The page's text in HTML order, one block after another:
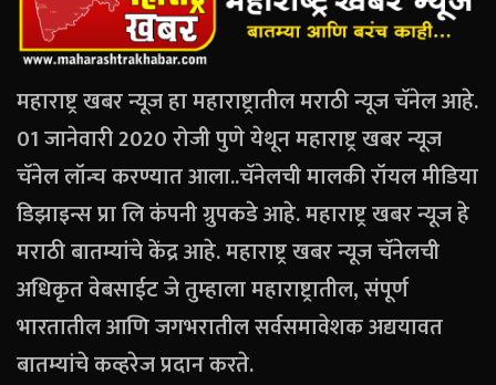
महाराष्ट्र खबर न्यूज हा महाराष्ट्रातील मराठी न्यूज चॅनेल आहे.
01 जानेवारी 2020 रोजी पुणे येथून महाराष्ट्र खबर न्यूज
चॅनेल लॉन्च करण्यात आला..चॅनेलची मालकी रॉयल मीडिया
डिझाइन्स प्रा लि कंपनी ग्रुपकडे आहे. महाराष्ट्र खबर न्यूज हे
मराठी बातम्यांचे केंद्र आहे. महाराष्ट्र खबर न्यूज चॅनेलची
अधिकृत वेबसाईट जे तुम्हाला महाराष्ट्रातील, संपूर्ण
भारतातील आणि जगभरातील सर्वसमावेशक अद्ययावत
बातम्यांचे कव्हरेज प्रदान करते.